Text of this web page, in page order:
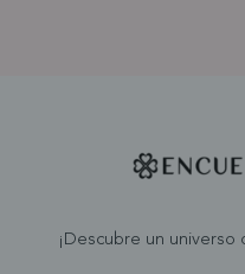
¡Descubre un